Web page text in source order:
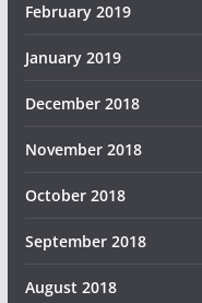
February 2019
January 2019
December 2018
November 2018
October 2018
September 2018
August 2018